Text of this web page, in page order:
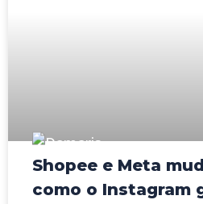
Shopee e Meta
como o Instagram